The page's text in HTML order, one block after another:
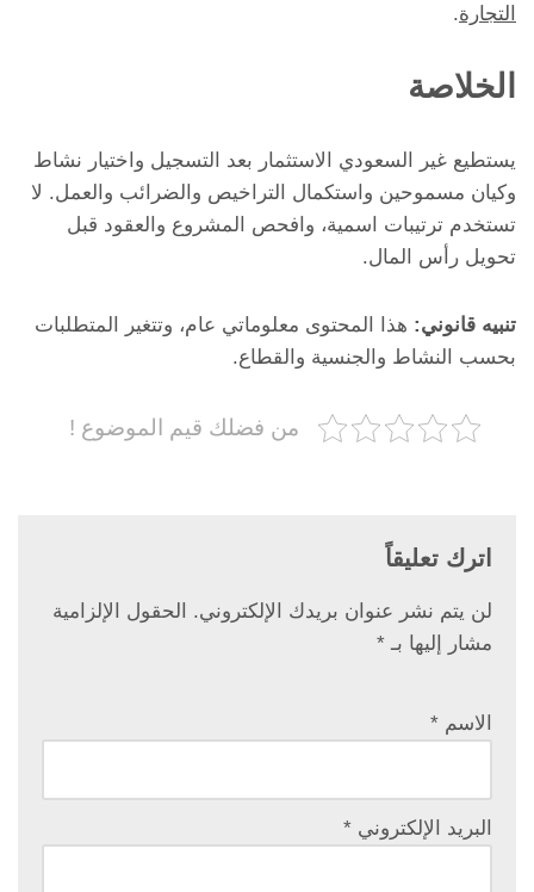
التجارة.
الخلاصة
يستطيع غير السعودي الاستثمار بعد التسجيل واختيار نشاط
وكيان مسموحين واستكمال التراخيص والضرائب والعمل. لا
تستخدم ترتيبات اسمية، وافحص المشروع والعقود قبل
تحويل رأس المال.
تنبيه قانوني: هذا المحتوى معلوماتي عام، وتتغير المتطلبات
بحسب النشاط والجنسية والقطاع.
من فضلك قيم الموضوع !
اترك تعليقاً
لن يتم نشر عنوان بريدك الإلكتروني.
الحقول الإلزامية
مشار إليها بـ *
الاسم *
البريد الإلكتروني *